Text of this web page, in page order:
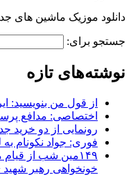
دانلود موزیک ماشین های
جستجو برای:
نوشته‌های تازه
از قول من بنویسید:
اختصاصی: مدافع
رونمایی از دو خرید
فوری: جواد نکونام
۱۴۹مین شب از
خونخواهی رهبر شهید